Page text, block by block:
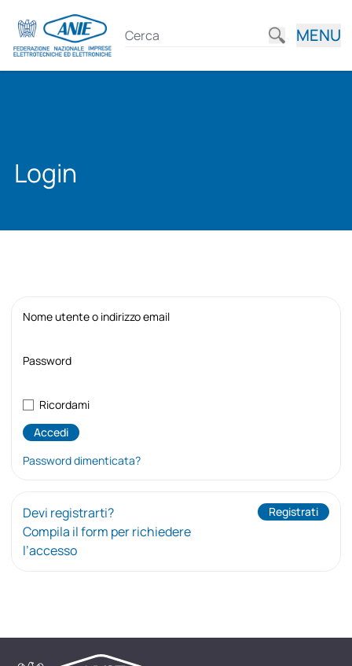
MENU
Login
Nome utente o indirizzo email
Password
Ricordami
Password dimenticata?
Devi registrarti?
Compila il form per richiedere
l’accesso
Registrati